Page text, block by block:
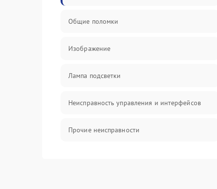
Общие поломки
Изображение
Лампа подсветки
Неисправность управления и интерфейсов
Прочие неисправности